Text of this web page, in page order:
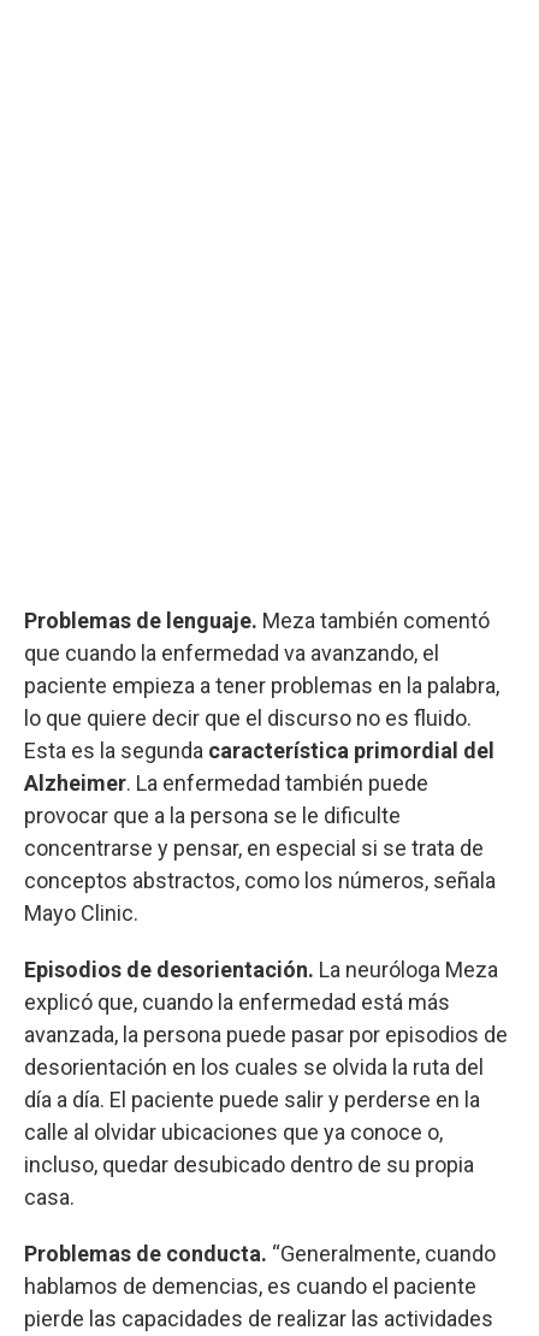
Problemas de lenguaje. Meza también comentó
que cuando la enfermedad va avanzando, el
paciente empieza a tener problemas en la palabra,
lo que quiere decir que el discurso no es fluido.
Esta es la segunda característica primordial del
Alzheimer. La enfermedad también puede
provocar que a la persona se le dificulte
concentrarse y pensar, en especial si se trata de
conceptos abstractos, como los números, señala
Mayo Clinic.
Episodios de desorientación. La neuróloga Meza
explicó que, cuando la enfermedad está más
avanzada, la persona puede pasar por episodios de
desorientación en los cuales se olvida la ruta del
día a día. El paciente puede salir y perderse en la
calle al olvidar ubicaciones que ya conoce o,
incluso, quedar desubicado dentro de su propia
casa.
Problemas de conducta. “Generalmente, cuando
hablamos de demencias, es cuando el paciente
pierde las capacidades de realizar las actividades